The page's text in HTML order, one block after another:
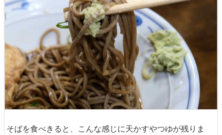
そばを食べきると、こんな感じに天かすやつゆが残りま